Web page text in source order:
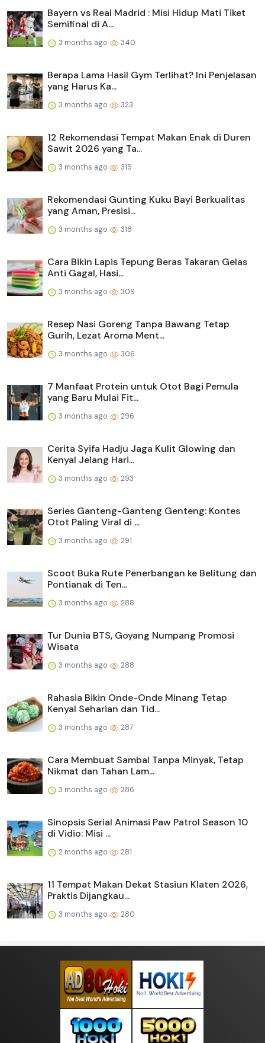
Bayern vs Real Madrid : Misi Hidup Mati Tiket
Semifinal di A...
3 months ago 340
Berapa Lama Hasil Gym Terlihat? Ini Penjelasan
yang Harus Ka...
3 months ago 323
12 Rekomendasi Tempat Makan Enak di Duren
Sawit 2026 yang Ta...
3 months ago 319
Rekomendasi Gunting Kuku Bayi Berkualitas
yang Aman, Presisi...
3 months ago 318
Cara Bikin Lapis Tepung Beras Takaran Gelas
Anti Gagal, Hasi...
3 months ago 309
Resep Nasi Goreng Tanpa Bawang Tetap
Gurih, Lezat Aroma Ment...
3 months ago 306
7 Manfaat Protein untuk Otot Bagi Pemula
yang Baru Mulai Fit...
3 months ago 296
Cerita Syifa Hadju Jaga Kulit Glowing dan
Kenyal Jelang Hari...
3 months ago 293
Series Ganteng-Ganteng Genteng: Kontes
Otot Paling Viral di ...
3 months ago 291
Scoot Buka Rute Penerbangan ke Belitung dan
Pontianak di Ten...
3 months ago 288
Tur Dunia BTS, Goyang Numpang Promosi
Wisata
3 months ago 288
Rahasia Bikin Onde-Onde Minang Tetap
Kenyal Seharian dan Tid...
3 months ago 287
Cara Membuat Sambal Tanpa Minyak, Tetap
Nikmat dan Tahan Lam...
3 months ago 286
Sinopsis Serial Animasi Paw Patrol Season 10
di Vidio: Misi ...
2 months ago 281
11 Tempat Makan Dekat Stasiun Klaten 2026,
Praktis Dijangkau...
3 months ago 280